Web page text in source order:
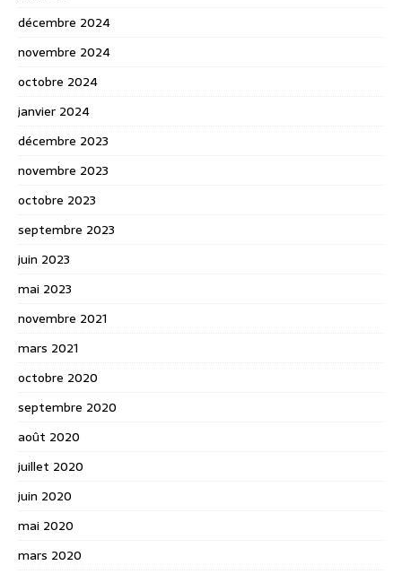
décembre 2024
novembre 2024
octobre 2024
janvier 2024
décembre 2023
novembre 2023
octobre 2023
septembre 2023
juin 2023
mai 2023
novembre 2021
mars 2021
octobre 2020
septembre 2020
août 2020
juillet 2020
juin 2020
mai 2020
mars 2020